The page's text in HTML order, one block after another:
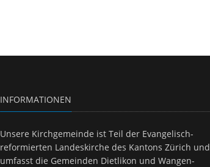
INFORMATIONEN
Unsere Kirchgemeinde ist Teil der Evangelisch-
reformierten Landeskirche des Kantons Zürich und
umfasst die Gemeinden Dietlikon und Wangen-